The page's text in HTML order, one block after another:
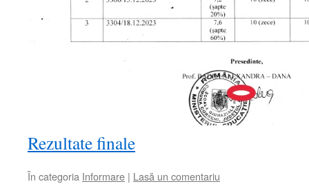
Rezultate finale
În categoria Informare | Lasă un comentariu